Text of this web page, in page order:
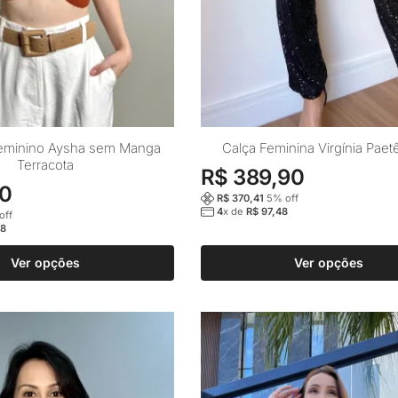
Aysha sem Manga
Terracota
Ver opções
Calça Feminina Virgínia
R$ 389,90
R$370,41 5% off
4x de R$97,48
Ver opções
Este
produto
tem
várias
opções
ser
escolhidas
na
página